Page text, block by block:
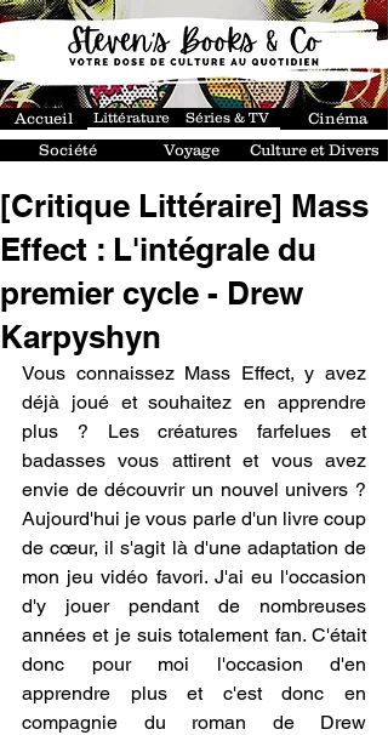
Cinéma
Culture et Divers
Séries & TV
Voyage
Société
Accueil Littérature
[Critique Littéraire] Mass
Effect : L'intégrale du
premier cycle - Drew
Karpyshyn
Vous connaissez Mass Effect, y avez
déjà joué et souhaitez en apprendre
plus ? Les créatures farfelues et
badasses vous attirent et vous avez
envie de découvrir un nouvel univers ?
Aujourd'hui je vous parle d'un livre coup
de cœur, il s'agit là d'une adaptation de
mon jeu vidéo favori. J'ai eu l'occasion
d'y jouer pendant de nombreuses
années et je suis totalement fan. C'était
donc pour moi l'occasion d'en
apprendre plus et c'est donc en
compagnie du roman de Drew